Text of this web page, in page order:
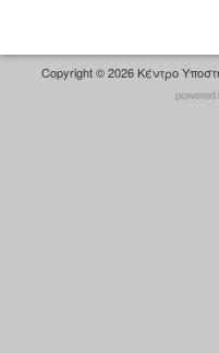
Copyright © 2026 Κέντρο